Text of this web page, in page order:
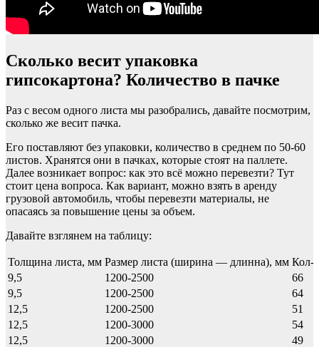
Сколько весит упаковка
гипсокартона? Количество в пачке
Раз с весом одного листа мы разобрались, давайте посмотрим,
сколько же весит пачка.
Его поставляют без упаковки, количество в среднем по 50-60
листов. Хранятся они в пачках, которые стоят на паллете.
Далее возникает вопрос: как это всё можно перевезти? Тут
стоит цена вопроса. Как вариант, можно взять в аренду
грузовой автомобиль, чтобы перевезти материалы, не
опасаясь за повышение цены за объем.
Давайте взглянем на таблицу:
Толщина листа, мм Размер листа (ширина — длинна), мм Кол-
9,5
1200-2500
66
9,5
1200-2500
64
12,5
1200-2500
51
12,5
1200-3000
54
12,5
1200-3000 49